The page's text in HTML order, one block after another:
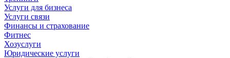
Услуги для бизнеса
Услуги связи
Финансы и страхование
Фитнес
Хозуслуги
Юридические услуги